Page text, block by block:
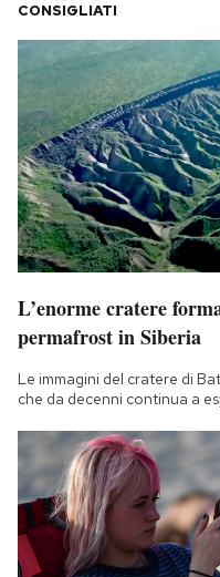
CONSIGLIATI
L’enorme cratere
permafrost in Siberia
Le immagini del cratere di
che da decenni continua a